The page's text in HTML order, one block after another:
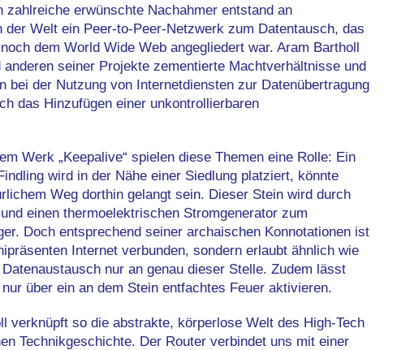
zahlreiche erwünschte Nachahmer entstand an
der Welt ein Peer-to-Peer-Netzwerk zum Datentausch, das
dem World Wide Web angegliedert war. Aram Bartholl
anderen seiner Projekte zementierte Machtverhältnisse und
bei der Nutzung von Internetdiensten zur Datenübertragung
das Hinzufügen einer unkontrollierbaren
Werk „Keepalive“ spielen diese Themen eine Rolle: Ein
wird in der Nähe einer Siedlung platziert, könnte
Weg dorthin gelangt sein. Dieser Stein wird durch
einen thermoelektrischen Stromgenerator zum
Doch entsprechend seiner archaischen Konnotationen ist
Internet verbunden, sondern erlaubt ähnlich wie
Datenaustausch nur an genau dieser Stelle. Zudem lässt
über ein an dem Stein entfachtes Feuer aktivieren.
verknüpft so die abstrakte, körperlose Welt des High-Tech
Technikgeschichte. Der Router verbindet uns mit einer